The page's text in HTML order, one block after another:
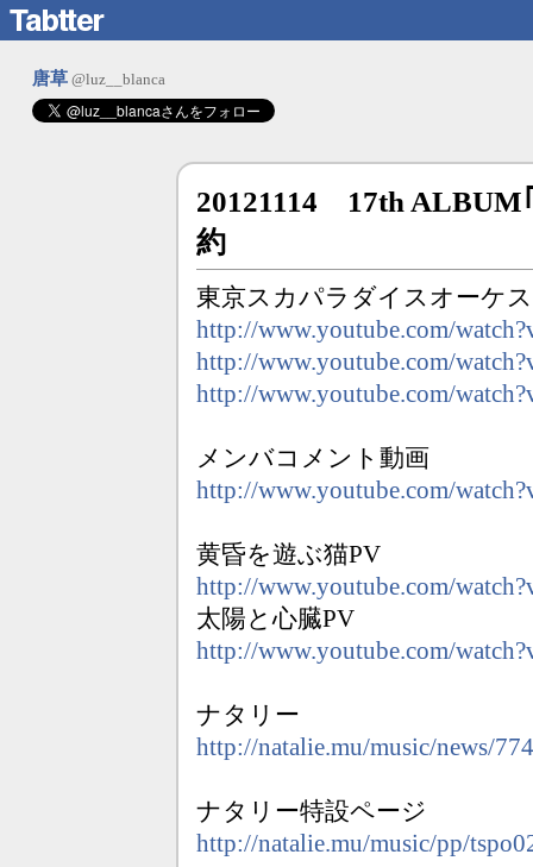
唐草 @luz__blanca
20121114 17th ALBUM
約
東京スカパラダイスオーケ
http://www.youtube.com/
http://www.youtube.com/
http://www.youtube.com/
メンバコメント動画
http://www.youtube.com/
黄昏を遊ぶ猫PV
http://www.youtube.com/
太陽と心臓PV
http://www.youtube.com/
ナタリー
http://natalie.mu/music/news/
ナタリー特設ページ
http://natalie.mu/music/pp/